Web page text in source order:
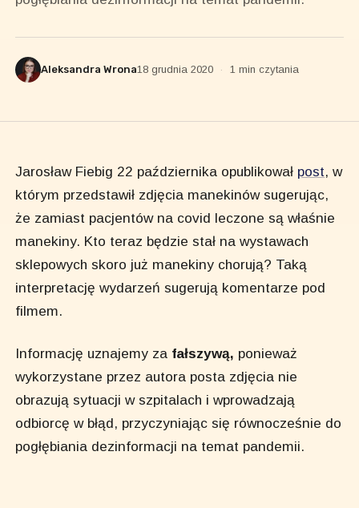
Aleksandra Wrona18 grudnia 2020 · 1 min czytania
Jarosław Fiebig 22 października opublikował post, w
którym przedstawił zdjęcia manekinów sugerując,
że zamiast pacjentów na covid leczone są właśnie
manekiny. Kto teraz będzie stał na wystawach
sklepowych skoro już manekiny chorują? Taką
interpretację wydarzeń sugerują komentarze pod
filmem.
Informację uznajemy za fałszywą, ponieważ
wykorzystane przez autora posta zdjęcia nie
obrazują sytuacji w szpitalach i wprowadzają
odbiorcę w błąd, przyczyniając się równocześnie do
pogłębiania dezinformacji na temat pandemii.